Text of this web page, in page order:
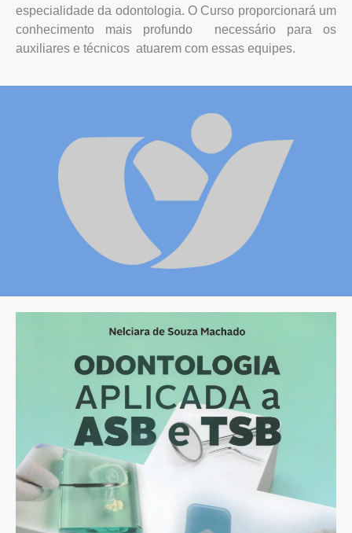
especialidade da odontologia. O Curso proporcionará um
conhecimento mais profundo necessário para os
auxiliares e técnicos atuarem com essas equipes.